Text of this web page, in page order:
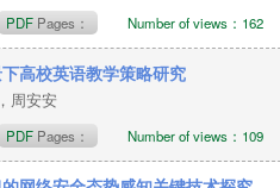
PDF Pages： Number of views：162
高校英语教学策略研究
周安安
PDF Pages： Number of views：109